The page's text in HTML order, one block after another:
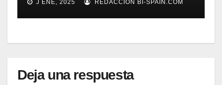
Gestión de Reclamaciones en
Seguros
J ENE, 2025 REDACCIÓN BI-SPAIN.COM
Deja una respuesta